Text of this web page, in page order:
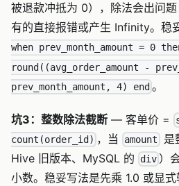
被退款冲抵为 0），除法会出问题
有的直接报错或产生 Infinity。稳
when prev_month_amount = 0
round((avg_order_amount -
prev_month_amount, 4) end 。
坑3：整数除法截断 — 客单价 =
count(order_id) ，当 amount 是
Hive 旧版本、MySQL 的
div ）
小数。稳妥写法是先乘 1.0 或显式